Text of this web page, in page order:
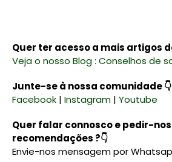
Quer ter acesso a mais artigos
Veja o nosso Blog : Conselhos de
Junte-se à nossa comunidade 👇
Facebook | Instagram | Youtube
Quer falar connosco e pedir-
recomendações ?👇
Envie-nos mensagem por